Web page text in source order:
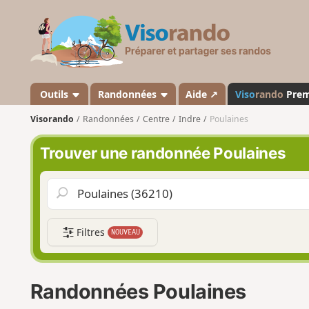
s
a
n
o
Outils Randonnées Aide ↗ Visorando
Visorando Randonnées Centre Indre Poulaines
Trouver une randonnée Poulaines
Filtres NOUVEAU
Randonnées Poulaines